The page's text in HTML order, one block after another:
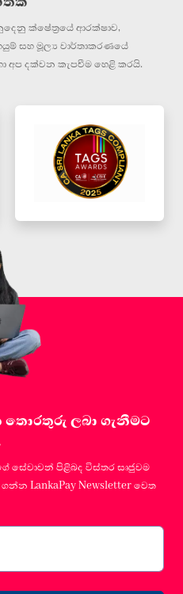
ක්ෂේත්‍රයේ ආරක්ෂාව,
සහ මූල්‍ය වාර්තාකරණයේ
අප දක්වන කැපවීම හෙළි කරයි.
ලබා ගැනීමට
සේවාවන් පිළිබද විස්තර සෘජුවම
LankaPay Newsletter වෙත